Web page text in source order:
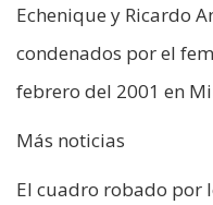
Echenique y Ricardo
condenados por el
febrero del 2001 en
Más noticias
El cuadro robado por